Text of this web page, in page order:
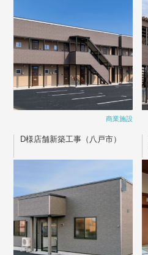
商業施設
D様店舗新築工事（八戸市）